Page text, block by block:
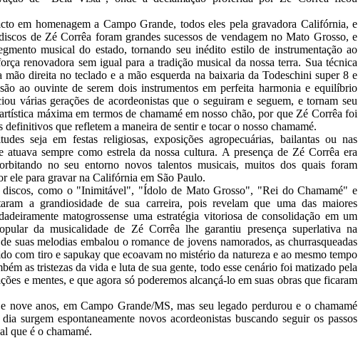
em homenagem a Campo Grande, todos eles pela gravadora Califórnia, e
de Zé Corrêa foram grandes sucessos de vendagem no Mato Grosso, e
musical do estado, tornando seu inédito estilo de instrumentação ao
renovadora sem igual para a tradição musical da nossa terra. Sua técnica
direita no teclado e a mão esquerda na baixaria da Todeschini super 8 e
ao ouvinte de serem dois instrumentos em perfeita harmonia e equilíbrio
várias gerações de acordeonistas que o seguiram e seguem, e tornam seu
máxima em termos de chamamé em nosso chão, por que Zé Corrêa foi
definitivos que refletem a maneira de sentir e tocar o nosso chamamé.
seja em festas religiosas, exposições agropecuárias, bailantas ou nas
atuava sempre como estrela da nossa cultura. A presença de Zé Corrêa era
no seu entorno novos talentos musicais, muitos dos quais foram
ele para gravar na Califórnia em São Paulo.
discos, como o "Inimitável", "Ídolo de Mato Grosso", "Rei do Chamamé" e
a grandiosidade de sua carreira, pois revelam que uma das maiores
matogrossense uma estratégia vitoriosa de consolidação em um
da musicalidade de Zé Corrêa lhe garantiu presença superlativa na
suas melodias embalou o romance de jovens namorados, as churrasqueadas
com tiro e sapukay que ecoavam no mistério da natureza e ao mesmo tempo
as tristezas da vida e luta de sua gente, todo esse cenário foi matizado pela
e mentes, e que agora só poderemos alcançá-lo em suas obras que ficaram
anos, em Campo Grande/MS, mas seu legado perdurou e o chamamé
surgem espontaneamente novos acordeonistas buscando seguir os passos
que é o chamamé.